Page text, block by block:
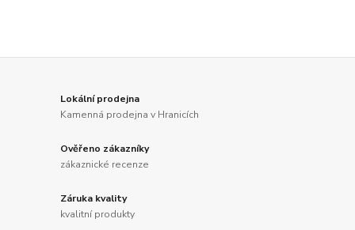
Lokální prodejna
Kamenná prodejna v Hranicích
Ověřeno zákazníky
zákaznické recenze
Záruka kvality
kvalitní produkty